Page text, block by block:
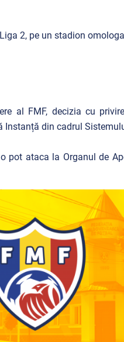
2, pe un stadion
al FMF, decizia cu
din cadrul
pot ataca la Organul de